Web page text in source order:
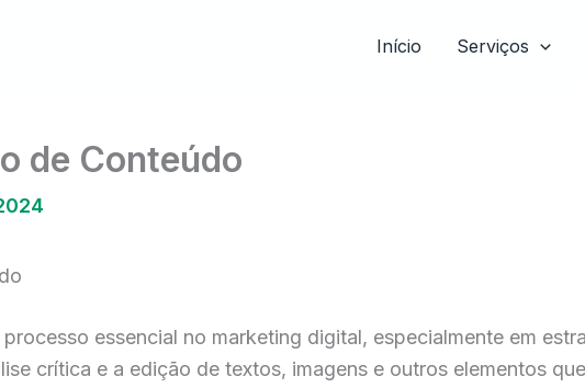
Início Serviços
de Conteúdo
essencial no marketing digital, especialmente em
crítica e a edição de textos, imagens e outros elementos